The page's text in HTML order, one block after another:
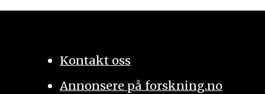
Kontakt oss
Annonsere på forskning.no